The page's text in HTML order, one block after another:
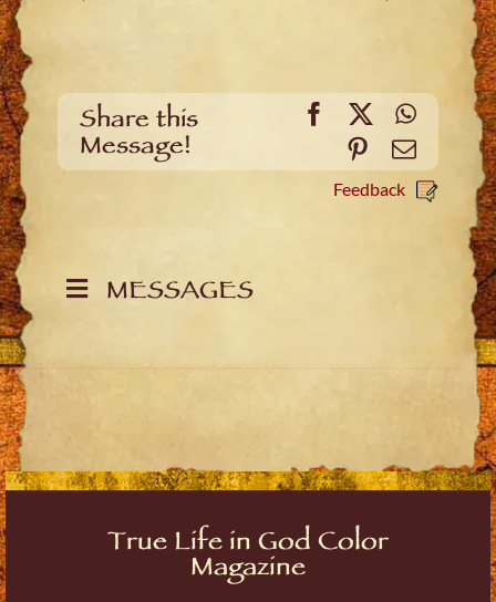
Share this
Message!
Facebook
X
Pinterest
Email
Feedback
MESSAGES
True Life in God Color
Magazine